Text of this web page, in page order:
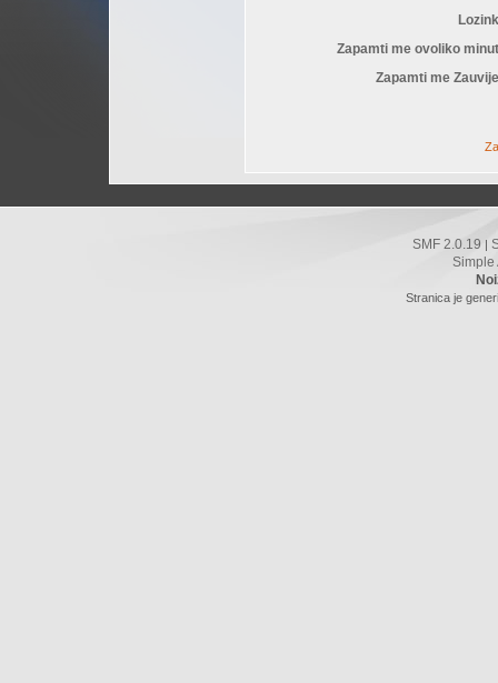
Zapamti me ovoliko
Zapamti me
SMF 2.0.19
Simple
Stranica je